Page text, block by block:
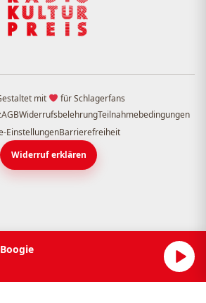
mit
für Schlagerfans
AGBWiderrufsbelehrungTeilnahmebedingungen
EinstellungenBarrierefreiheit
Widerruf erklären